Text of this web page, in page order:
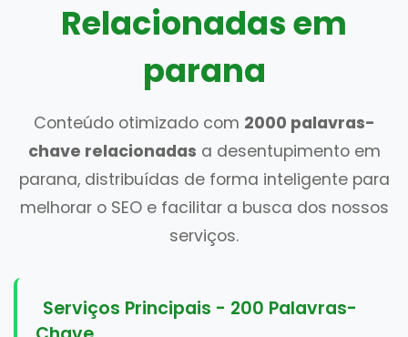
Relacionadas em
parana
Conteúdo otimizado com 2000 palavras-
chave relacionadas a desentupimento em
parana, distribuídas de forma inteligente para
melhorar o SEO e facilitar a busca dos nossos
serviços.
Serviços Principais - 200 Palavras-